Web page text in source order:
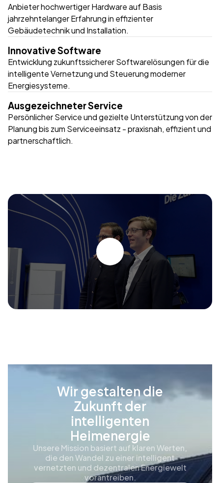
Anbieter hochwertiger Hardware auf Basis
jahrzehntelanger Erfahrung in effizienter
Gebäudetechnik und Installation.
Innovative Software
Entwicklung zukunftssicherer Softwarelösungen für die
intelligente Vernetzung und Steuerung moderner
Energiesysteme.
Ausgezeichneter Service
Persönlicher Service und gezielte Unterstützung von der
Planung bis zum Serviceeinsatz - praxisnah, effizient und
partnerschaftlich.
Wir gestalten die
Zukunft der
intelligenten
Heimenergie
Unsere Mission basiert auf klaren Werten,
die den Wandel zu einer intelligent
vernetzten und dezentralen Energiewelt
vorantreiben.